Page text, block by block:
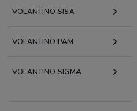
VOLANTINO SISA
VOLANTINO PAM
VOLANTINO SIGMA